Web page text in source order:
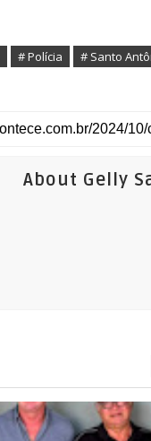
# Polícia
# Santo
About Gelly